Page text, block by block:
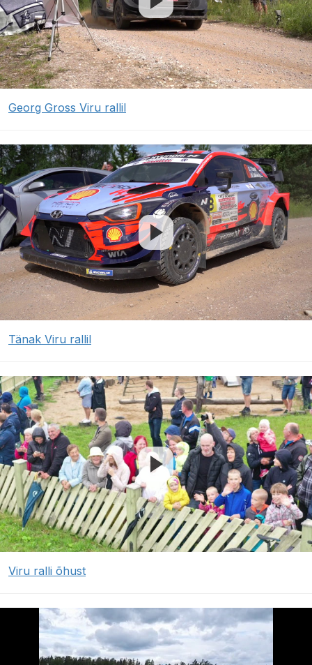
Georg Gross Viru rallil
Tänak Viru rallil
Viru ralli õhust